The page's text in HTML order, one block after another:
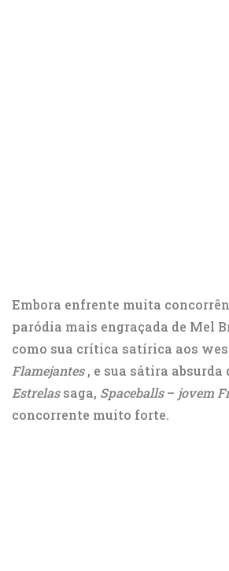
Embora enfrente muita
paródia mais engraçada de Mel
como sua crítica satírica aos
Flamejantes, e sua sátira absurda
Estrelassaga, Spaceballs– jovem
concorrente muito forte.